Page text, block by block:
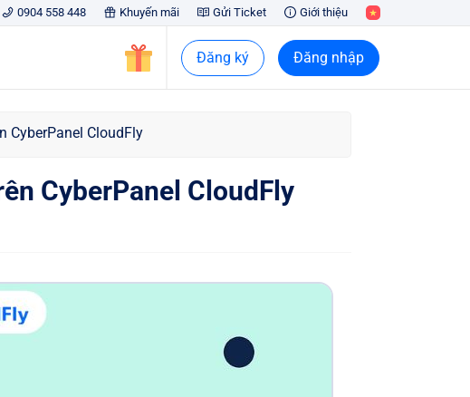
0904 558 448 Khuyến mãi Gửi Ticket Giới thiệu
Đăng ký Đăng nhập
CyberPanel CloudFly
CyberPanel CloudFly